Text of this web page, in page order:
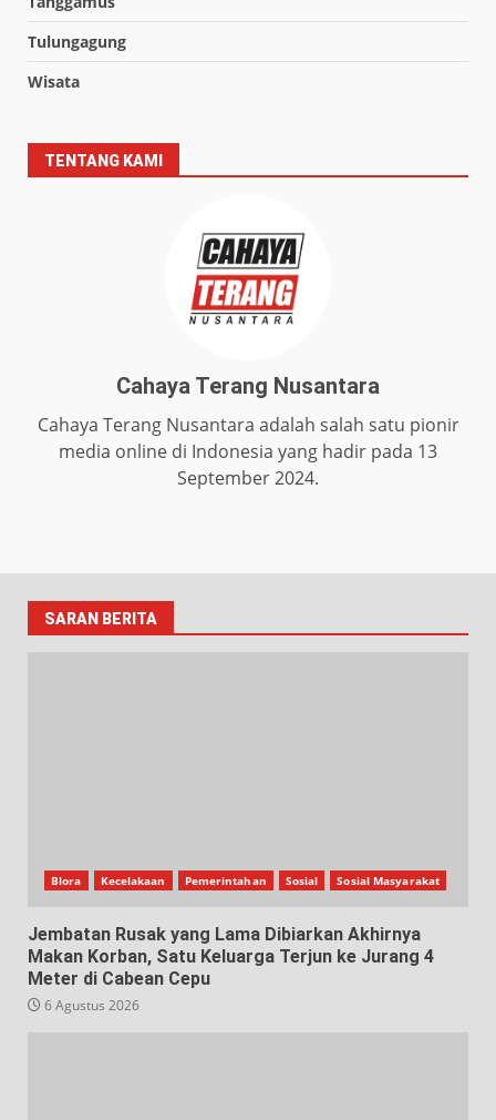
Tulungagung
Wisata
TENTANG KAMI
Cahaya Terang Nusantara
Cahaya Terang Nusantara adalah salah satu pionir
media online di Indonesia yang hadir pada 13
September 2024.
SARAN BERITA
Blora Kecelakaan Pemerintahan Sosial Sosial Masyarakat
Jembatan Rusak yang Lama Dibiarkan Akhirnya
Makan Korban, Satu Keluarga Terjun ke Jurang 4
Meter di Cabean Cepu
6 Agustus 2026